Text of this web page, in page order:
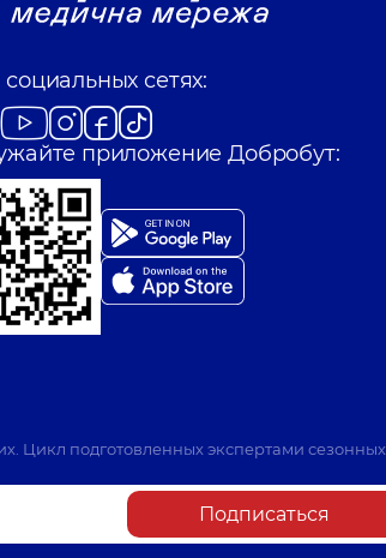
сетях:
приложение Добробут:
Цикл подготовленных экспертами сезонных
Подписаться